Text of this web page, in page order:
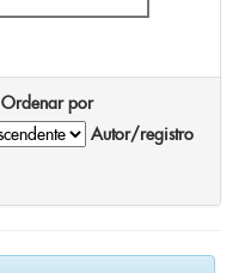
Ordenar por
Autor/registro